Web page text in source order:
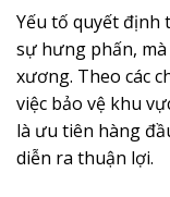
Yếu tố quyết định
sự hưng phấn,
xương. Theo các
việc bảo vệ khu
là ưu tiên hàng
diễn ra thuận lợi.